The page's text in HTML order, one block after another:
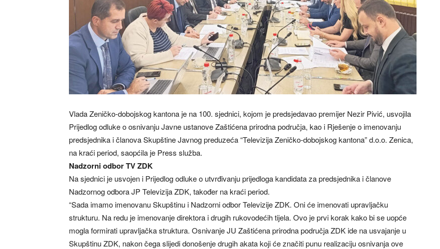
Vlada Zeničko-dobojskog kantona je na 100. sjednici, kojom je predsjedavao premijer Nezir Pivić, usvojila
Prijedlog odluke o osnivanju Javne ustanove Zaštićena prirodna područja, kao i Rješenje o imenovanju
predsjednika i članova Skupštine Javnog preduzeća “Televizija Zeničko-dobojskog kantona” d.o.o. Zenica,
na kraći period, saopćila je Press služba.
Nadzorni odbor TV ZDK
Na sjednici je usvojen i Prijedlog odluke o utvrđivanju prijedloga kandidata za predsjednika i članove
Nadzornog odbora JP Televizija ZDK, također na kraći period.
“Sada imamo imenovanu Skupštinu i Nadzorni odbor Televizije ZDK. Oni će imenovati upravljačku
strukturu. Na redu je imenovanje direktora i drugih rukovodećih tijela. Ovo je prvi korak kako bi se uopće
mogla formirati upravljačka struktura. Osnivanje JU Zaštićena prirodna područja ZDK ide na usvajanje u
Skupštinu ZDK, nakon čega slijedi donošenje drugih akata koji će značiti punu realizaciju osnivanja ove